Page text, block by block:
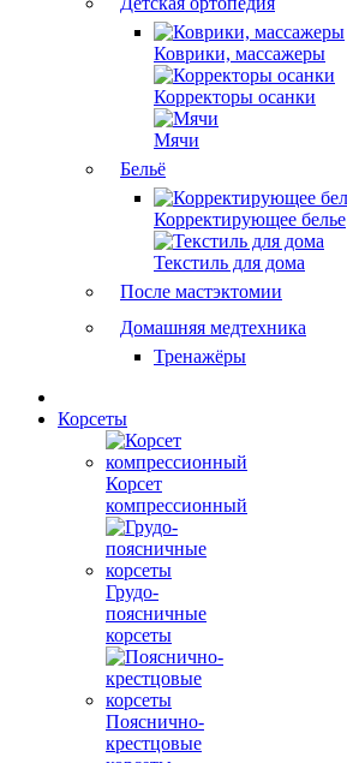
Коврики, массажеры
Корректоры осанки
Мячи
Бельё
Корректирующее белье
Текстиль для дома
После мастэктомии
Домашняя медтехника
Тренажёры
Корсеты
Корсет
компрессионный
Грудо-
поясничные
корсеты
Пояснично-
крестцовые